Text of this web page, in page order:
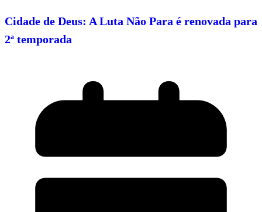
Cidade de Deus: A Luta Não Para é renovada para
2ª temporada